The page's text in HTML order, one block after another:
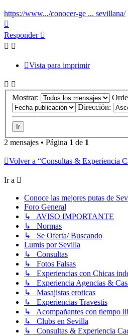
https://www.../conocer-ge ... sevillana/
Responder
Vista para imprimir
Mostrar:
Dirección:
2 mensajes • Página 1 de 1
Volver a “Consultas & Experiencia
Ir a
Conoce las mejores putas de
Foro General
↳ AVISO IMPORTANTE
↳ Normas
↳ Se Oferta/ Buscando
Lumis por Sevilla
↳ Consultas
↳ Fotos Falsas
↳ Experiencias con Chicas
↳ Experiencia Agencias &
↳ Masajistas eroticas
↳ Experiencias Travestis
↳ Acompañantes con tiempo
↳ Clubs en Sevilla
↳ Consultas & Experiencia